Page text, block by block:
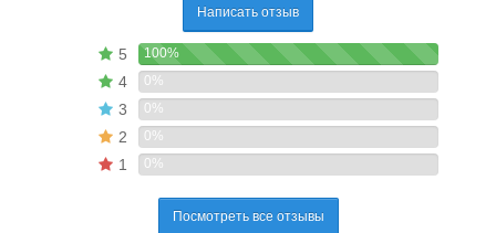
Написать отзыв
5 100%
4 0%
3 0%
2 0%
1 0%
Посмотреть все отзывы